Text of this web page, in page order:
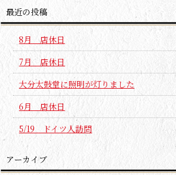
最近の投稿
8月 店休日
7月 店休日
大分太鼓堂に照明が灯りました
6月 店休日
5/19 ドイツ人訪問
アーカイブ